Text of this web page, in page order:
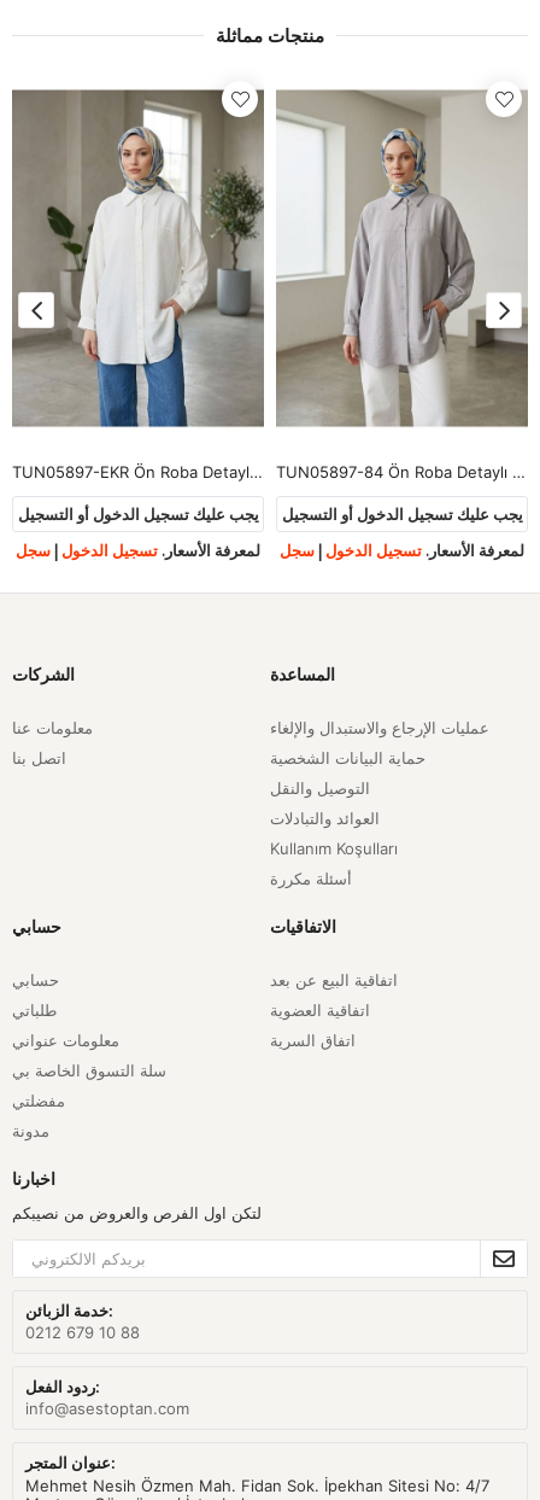
منتجات مماثلة
TUN05897-EKR Ön Roba Detaylı Tunik-Ekru
يجب عليك تسجيل الدخول أو التسجيل
لمعرفة الأسعار. تسجيل الدخول | سجل
TUN05897-84 Ön Roba Detaylı Tunik-Açık Gri
يجب عليك تسجيل الدخول أو التسجيل
لمعرفة الأسعار. تسجيل الدخول | سجل
الشركات
معلومات عنا
اتصل بنا
المساعدة
عمليات الإرجاع والاستبدال والإلغاء
حماية البيانات الشخصية
التوصيل والنقل
العوائد والتبادلات
Kullanım Koşulları
أسئلة مكررة
حسابي
حسابي
طلباتي
معلومات عنواني
سلة التسوق الخاصة بي
مفضلتي
مدونة
الاتفاقيات
اتفاقية البيع عن بعد
اتفاقية العضوية
اتفاق السرية
اخبارنا
لتكن اول الفرص والعروض من نصيبكم
خدمة الزبائن:
0212 679 10 88
ردود الفعل:
info@asestoptan.com
عنوان المتجر:
Mehmet Nesih Özmen Mah. Fidan Sok. İpekhan Sitesi No: 4/7